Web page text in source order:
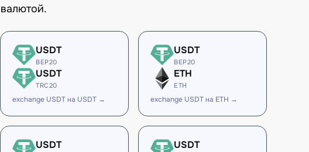
USDT
BEP20
USDT
TRC20
exchange USDT на USDT →
USDT
BEP20
ETH
ETH
exchange USDT на ETH →
USDT USDT